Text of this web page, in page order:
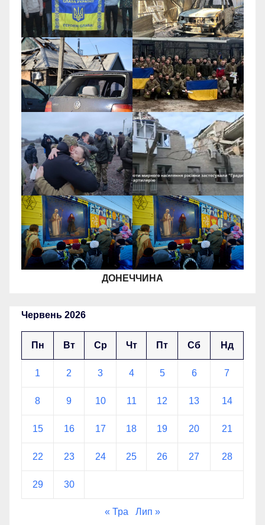
ДОНЕЧЧИНА
Червень 2026
Пн Вт Ср Чт Пт Сб Нд
1 2 3 4 5 6 7
8 9 10 11 12 13 14
15 16 17 18 19 20 21
22 23 24 25 26 27 28
29 30
« Тра Лип »